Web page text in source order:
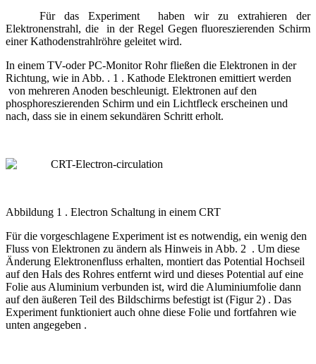
Für das Experiment haben wir zu extrahieren der
Elektronenstrahl, die in der Regel Gegen fluoreszierenden Schirm
einer Kathodenstrahlröhre geleitet wird.
In einem TV-oder PC-Monitor Rohr fließen die Elektronen in der
Richtung, wie in Abb. . 1 . Kathode Elektronen emittiert werden
von mehreren Anoden beschleunigt. Elektronen auf den
phosphoreszierenden Schirm und ein Lichtfleck erscheinen und
nach, dass sie in einem sekundären Schritt erholt.
Abbildung 1 . Electron Schaltung in einem CRT
Für die vorgeschlagene Experiment ist es notwendig, ein wenig den
Fluss von Elektronen zu ändern als Hinweis in Abb. 2 . Um diese
Änderung Elektronenfluss erhalten, montiert das Potential Hochseil
auf den Hals des Rohres entfernt wird und dieses Potential auf eine
Folie aus Aluminium verbunden ist, wird die Aluminiumfolie dann
auf den äußeren Teil des Bildschirms befestigt ist (Figur 2) . Das
Experiment funktioniert auch ohne diese Folie und fortfahren wie
unten angegeben .